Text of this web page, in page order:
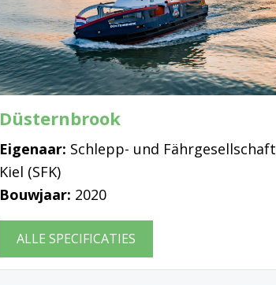
Düsternbrook
Eigenaar: Schlepp- und Fährgesellschaft
Kiel (SFK)
Bouwjaar: 2020
ALLE SPECIFICATIES